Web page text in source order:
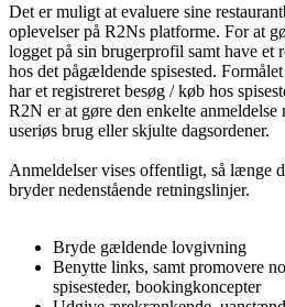
Det er muligt at evaluere sine
oplevelser på R2Ns platforme. For at
logget på sin brugerprofil samt have et
hos det pågældende spisested.
har et registreret besøg / køb hos
R2N er at gøre den enkelte
useriøs brug eller skjulte dagsordener.
Anmeldelser vises offentligt, så længe
bryder nedenstående retningslinjer.
Bryde gældende lovgivning
Benytte links, samt promovere
spisesteder, bookingkoncepter